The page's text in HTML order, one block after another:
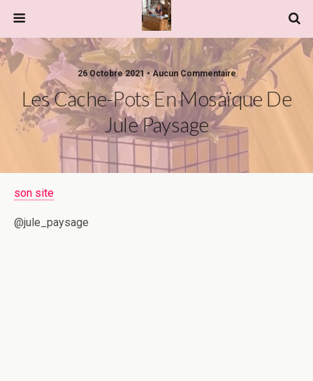
26 Octobre 2021 • Aucun Commentaire
Les Cache-Pots En Mosaïque De
Jule Paysage
son site
@jule_paysage